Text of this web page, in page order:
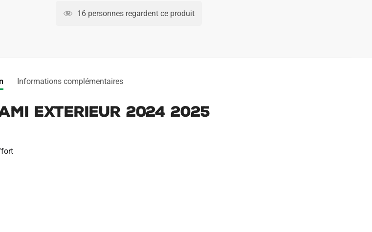
Kit
2025
t
v
16 personnes regardent ce produit
Informations complémentaires
Exterieur 2024 2025